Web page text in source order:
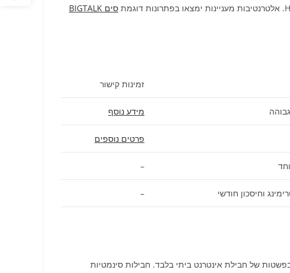
סים BIGTALK
זמינות קישור
מידע נוסף
פרטים נוספים
–
–
של חבילת אינטרנט ביתי בלבד. חבילות סינמטיות